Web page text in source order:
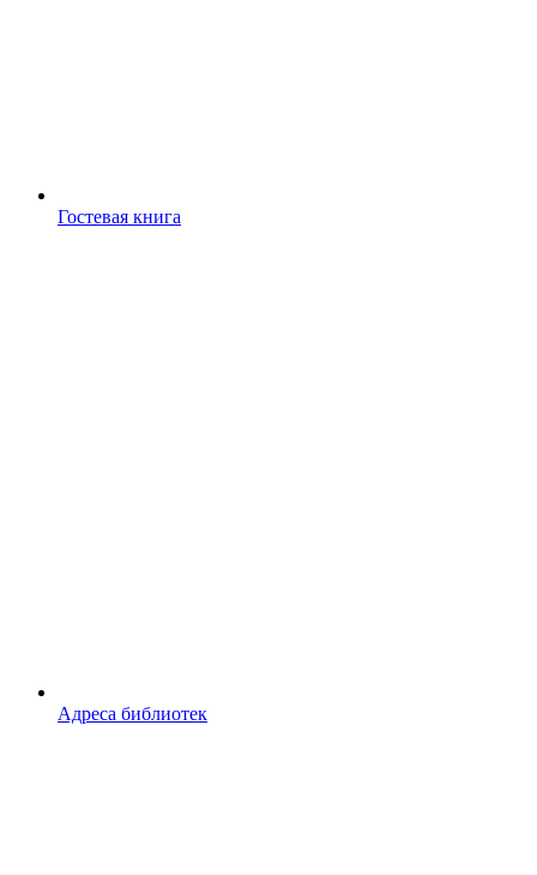
Гостевая книга
Адреса библиотек